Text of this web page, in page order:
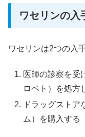
ワセリンの入
ワセリンは2つの入
医師の診察を受
ロペト）を処方
ドラッグストア
ム）を購入する